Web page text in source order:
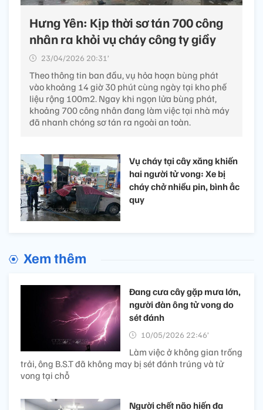
Hưng Yên: Kịp thời sơ tán 700 công
nhân ra khỏi vụ cháy công ty giầy
23/04/2026 20:31’
Theo thông tin ban đầu, vụ hỏa hoạn bùng phát
vào khoảng 14 giờ 30 phút cùng ngày tại kho phế
liệu rộng 100m2. Ngay khi ngọn lửa bùng phát,
khoảng 700 công nhân đang làm việc tại nhà máy
đã nhanh chóng sơ tán ra ngoài an toàn.
Vụ cháy tại cây xăng khiến
hai người tử vong: Xe bị
cháy chở nhiều pin, bình ắc
quy
Xem thêm
Đang cưa cây gặp mưa lớn,
người đàn ông tử vong do
sét đánh
10/05/2026 22:46’
Làm việc ở không gian trống
trải, ông B.S.T đã không may bị sét đánh trúng và tử
vong tại chỗ
Người chết não hiến đa